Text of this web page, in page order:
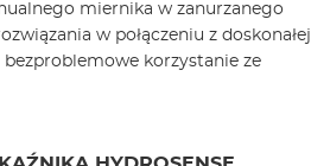
miernika w zanurzanego
w połączeniu z doskonałej
korzystanie ze